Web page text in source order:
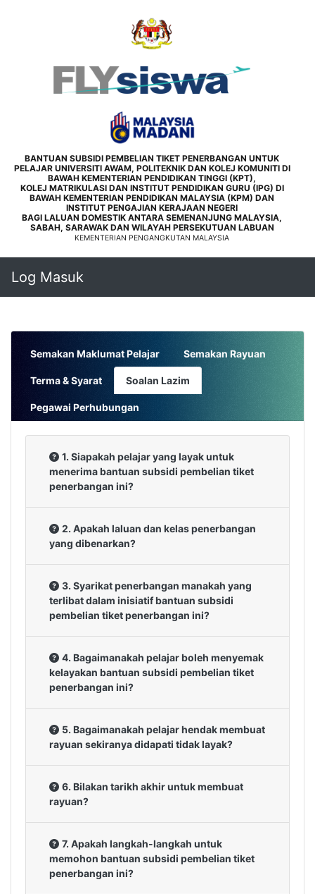
BANTUAN SUBSIDI PEMBELIAN TIKET PENERBANGAN UNTUK
PELAJAR UNIVERSITI AWAM, POLITEKNIK DAN KOLEJ KOMUNITI DI
BAWAH KEMENTERIAN PENDIDIKAN TINGGI (KPT),
KOLEJ MATRIKULASI DAN INSTITUT PENDIDIKAN GURU (IPG) DI
BAWAH KEMENTERIAN PENDIDIKAN MALAYSIA (KPM) DAN
INSTITUT PENGAJIAN KERAJAAN NEGERI
BAGI LALUAN DOMESTIK ANTARA SEMENANJUNG MALAYSIA,
SABAH, SARAWAK DAN WILAYAH PERSEKUTUAN LABUAN
KEMENTERIAN PENGANGKUTAN MALAYSIA
Log Masuk
Semakan Maklumat Pelajar Semakan Rayuan
Terma & Syarat Soalan Lazim
Pegawai Perhubungan
1. Siapakah pelajar yang layak untuk
menerima bantuan subsidi pembelian tiket
penerbangan ini?
2. Apakah laluan dan kelas penerbangan
yang dibenarkan?
3. Syarikat penerbangan manakah yang
terlibat dalam inisiatif bantuan subsidi
pembelian tiket penerbangan ini?
4. Bagaimanakah pelajar boleh menyemak
kelayakan bantuan subsidi pembelian tiket
penerbangan ini?
5. Bagaimanakah pelajar hendak membuat
rayuan sekiranya didapati tidak layak?
6. Bilakan tarikh akhir untuk membuat
rayuan?
7. Apakah langkah-langkah untuk
memohon bantuan subsidi pembelian tiket
penerbangan ini?